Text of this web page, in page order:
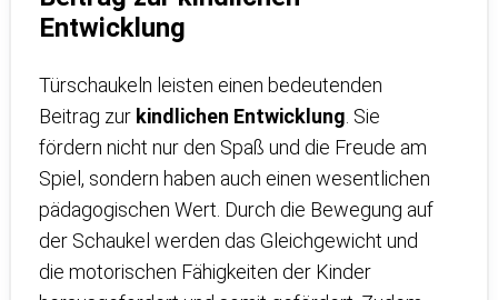
Entwicklung
Türschaukeln leisten einen bedeutenden
Beitrag zur kindlichen Entwicklung . Sie
fördern nicht nur den Spaß und die Freude am
Spiel, sondern haben auch einen wesentlichen
pädagogischen Wert. Durch die Bewegung auf
der Schaukel werden das Gleichgewicht und
die motorischen Fähigkeiten der Kinder